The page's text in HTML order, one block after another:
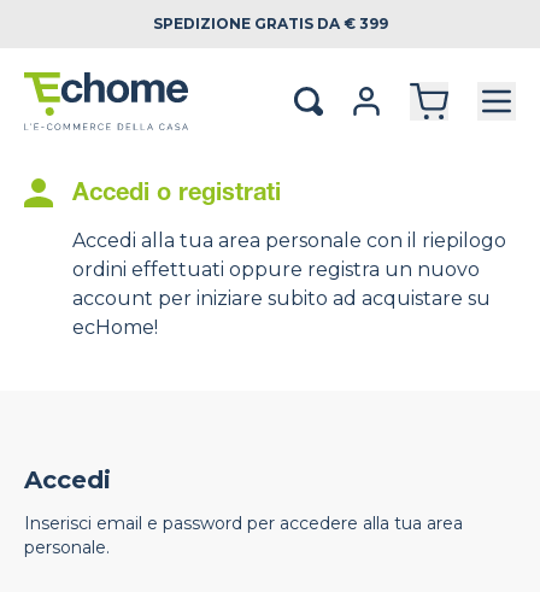
SPEDIZIONE GRATIS DA € 399
Accedi o registrati
Accedi alla tua area personale con il riepilogo
ordini effettuati oppure registra un nuovo
account per iniziare subito ad acquistare su
ecHome!
Accedi
Inserisci email e password per accedere alla tua area
personale.